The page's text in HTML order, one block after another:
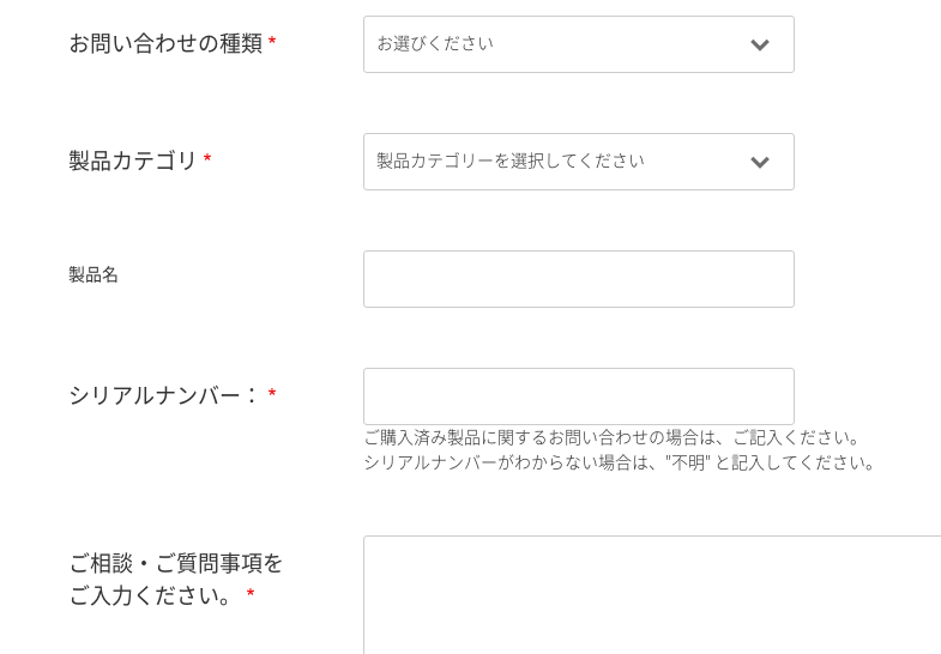
お問い合わせの種類
製品カテゴリ
製品名
シリアルナンバー：
ご購入済み製品に関するお問い合わせの場合は、ご記入ください。
シリアルナンバーがわからない場合は、"不明" と記入してください。
ご相談・ご質問事項を
ご入力ください。